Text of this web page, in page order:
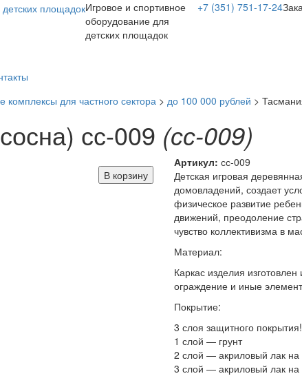
Игровое и спортивное
оборудование для
детских площадок
+7 (351) 751-17-24
комплексы для частного сектора> до 100 000 рублей >
сс-009 (сс-009)
В корзину
Артикул:сс-009
Детская игровая
домовладений, создает
физическое развитие
движений, преодоление
чувство коллективизма в
Материал:
Каркас изделия
ограждение и иные
Покрытие:
3 слоя защитного покрытия!
1 слой — грунт
2 слой — акриловый лак на
3 слой — акриловый лак на